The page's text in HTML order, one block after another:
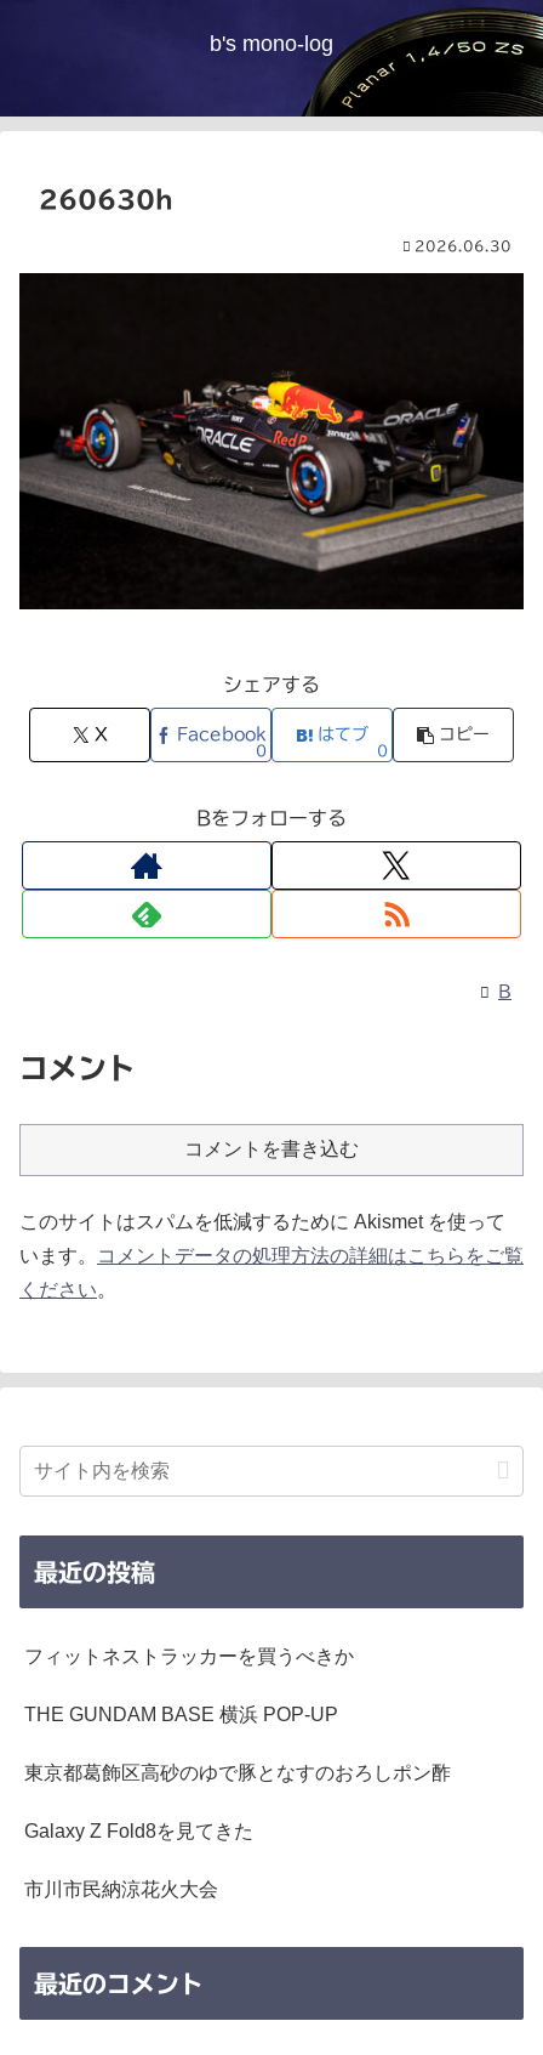
b's mono-log
260630h
2026.06.30
シェアする
X Facebook
0
はてブ
0
コピー
Bをフォローする
B
コメント
コメントを書き込む
このサイトはスパムを低減するために Akismet を使って
います。
コメントデータの処理方法の詳細はこちらをご覧
ください。
最近の投稿
フィットネストラッカーを買うべきか
THE GUNDAM BASE 横浜 POP-UP
東京都葛飾区高砂のゆで豚となすのおろしポン酢
Galaxy Z Fold8を見てきた
市川市民納涼花火大会
最近のコメント